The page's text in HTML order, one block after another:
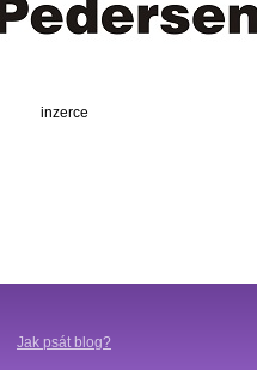
inzerce
Jak psát blog?